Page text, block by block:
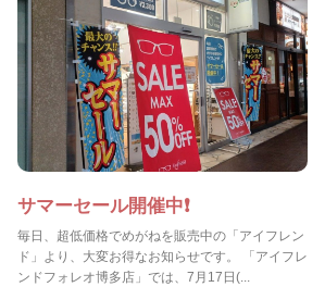
サマーセール開催中❗
毎日、超低価格でめがねを販売中の「アイフレン
ド」より、大変お得なお知らせです。 「アイフレ
ンドフォレオ博多店」では、7月17日(...